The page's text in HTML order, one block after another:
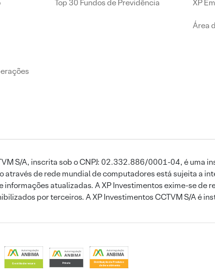
Top 30 Fundos de Previdência XP
Área
S/A, inscrita sob o CNPJ: 02.332.886/0001-04, é uma
através de rede mundial de computadores está sujeita a
informações atualizadas. A XP Investimentos exime-se
por terceiros. A XP Investimentos CCTVM S/A é